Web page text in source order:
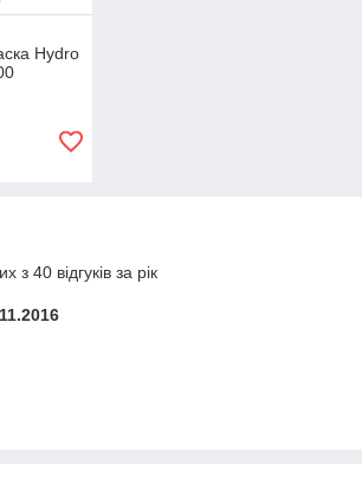
Hydro
з 40 відгуків за рік